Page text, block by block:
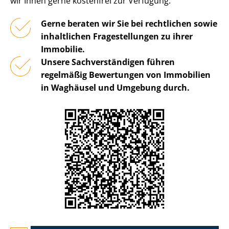
Gerne beraten wir Sie bei rechtlichen sowie
inhaltlichen Fragestellungen zu ihrer
Immobilie.
Unsere Sach­ver­stän­di­gen führen
regelmäßig Bewertungen von Immobilien
in Waghäusel und Umgebung durch.